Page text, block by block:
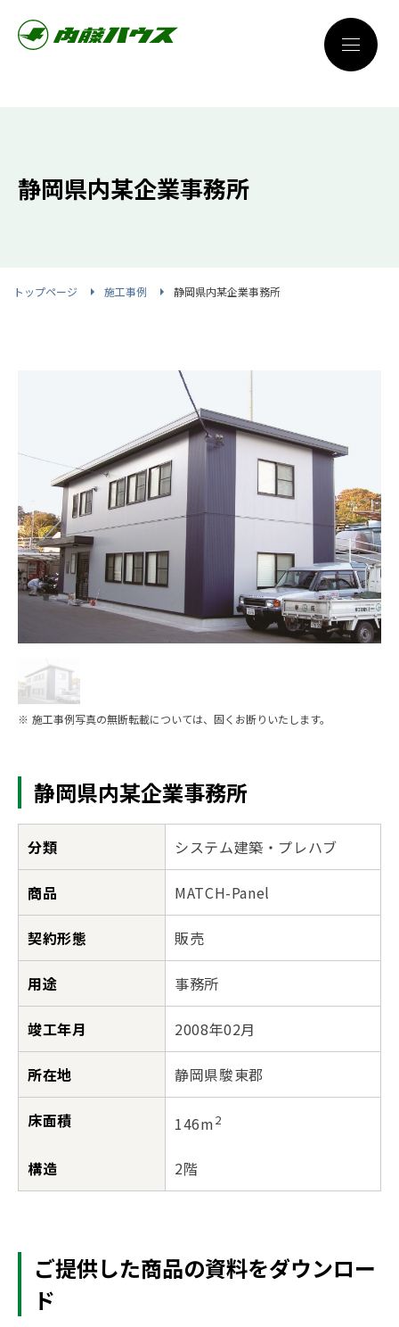
静岡県内某企業事務所
トップページ 施工事例 静岡県内某企業事務所
※ 施工事例写真の無断転載については、固くお断りいたします。
静岡県内某企業事務所
分類 システム建築・プレハブ
商品 MATCH-Panel
契約形態 販売
用途 事務所
竣工年月 2008年02月
所在地 静岡県駿東郡
床面積 146m2
構造 2階
ご提供した商品の資料をダウンロー
ド